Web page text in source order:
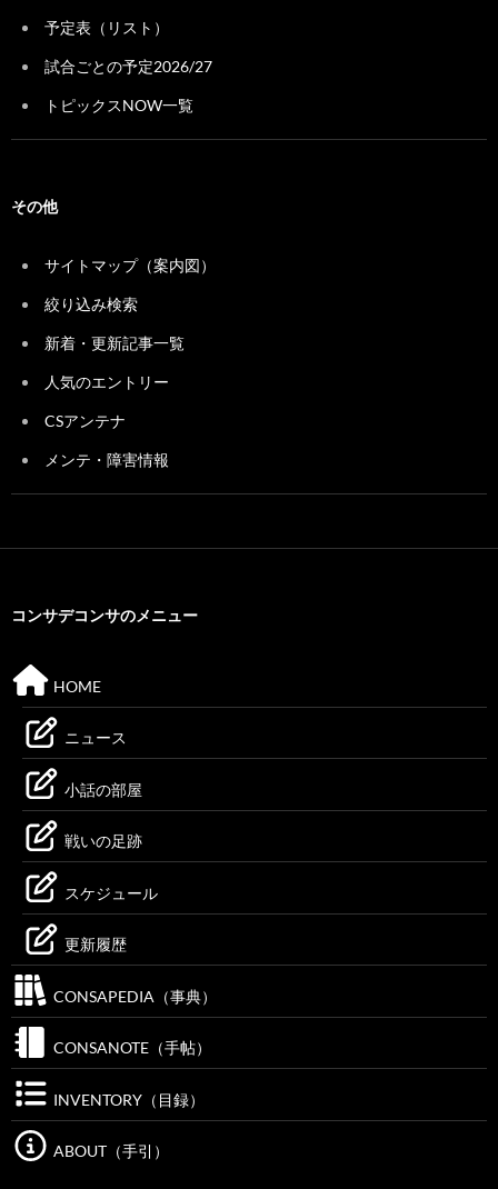
予定表（リスト）
試合ごとの予定2026/27
トピックスNOW一覧
その他
サイトマップ（案内図）
絞り込み検索
新着・更新記事一覧
人気のエントリー
CSアンテナ
メンテ・障害情報
コンサデコンサのメニュー
HOME
ニュース
小話の部屋
戦いの足跡
スケジュール
更新履歴
CONSAPEDIA（事典）
CONSANOTE（手帖）
INVENTORY（目録）
ABOUT（手引）